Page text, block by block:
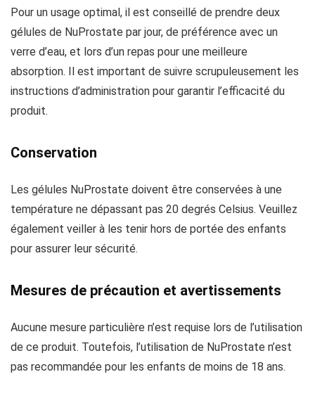
Pour un usage optimal, il est conseillé de prendre deux
gélules de NuProstate par jour, de préférence avec un
verre d’eau, et lors d’un repas pour une meilleure
absorption. Il est important de suivre scrupuleusement les
instructions d’administration pour garantir l’efficacité du
produit.
Conservation
Les gélules NuProstate doivent être conservées à une
température ne dépassant pas 20 degrés Celsius. Veuillez
également veiller à les tenir hors de portée des enfants
pour assurer leur sécurité.
Mesures de précaution et avertissements
Aucune mesure particulière n’est requise lors de l’utilisation
de ce produit. Toutefois, l’utilisation de NuProstate n’est
pas recommandée pour les enfants de moins de 18 ans.